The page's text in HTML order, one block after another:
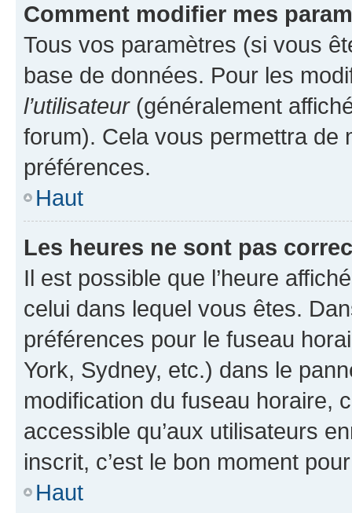
Comment modifier mes
Tous vos paramètres (si vous
base de données. Pour les
l’utilisateur(généralement
forum). Cela vous permettra de
préférences.
Haut
Les heures ne sont pas
Il est possible que l’heure
celui dans lequel vous êtes.
préférences pour le fuseau
York, Sydney, etc.) dans le
modification du fuseau horaire,
accessible qu’aux utilisateurs
inscrit, c’est le bon moment
Haut